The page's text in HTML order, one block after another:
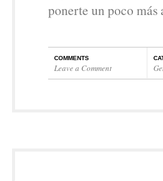
ponerte un poco más
COMMENTS
Leave a Comment